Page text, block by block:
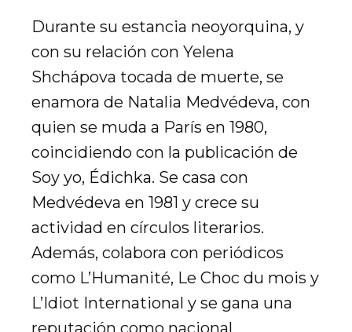
Durante su estancia neoyorquina, y
con su relación con Yelena
Shchápova tocada de muerte, se
enamora de Natalia Medvédeva, con
quien se muda a París en 1980,
coincidiendo con la publicación de
Soy yo, Édichka. Se casa con
Medvédeva en 1981 y crece su
actividad en círculos literarios.
Además, colabora con periódicos
como L’Humanité, Le Choc du mois y
L’Idiot International y se gana una
reputación como nacional